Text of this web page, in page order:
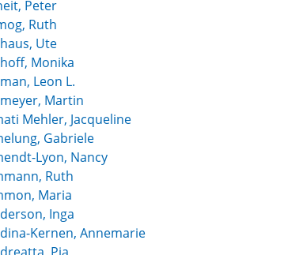
Peter
Ruth
Ute
Monika
Leon L.
Martin
Mehler, Jacqueline
Gabriele
Lyon, Nancy
Ruth
Maria
Inga
Kernen, Annemarie